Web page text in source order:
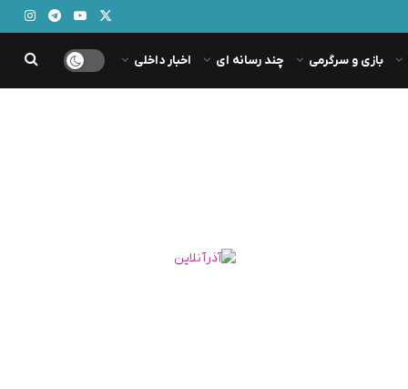
بازی و سرگرمی چند رسانه ای اخبار داخلی